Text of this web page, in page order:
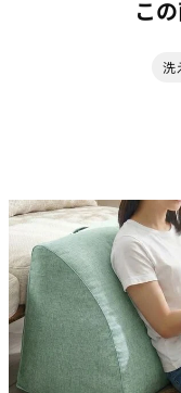
こ
洗